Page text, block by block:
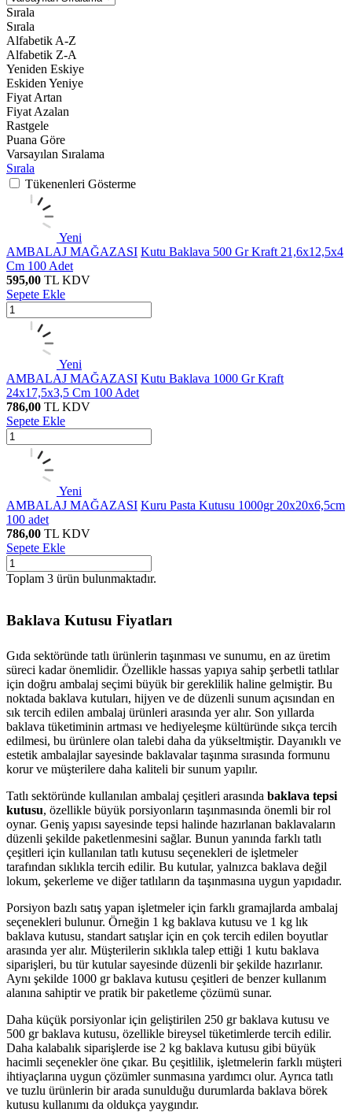
Sırala
Sırala
Alfabetik A-Z
Alfabetik Z-A
Yeniden Eskiye
Eskiden Yeniye
Fiyat Artan
Fiyat Azalan
Rastgele
Puana Göre
Varsayılan Sıralama
Sırala
Tükenenleri Gösterme
Yeni
AMBALAJ MAĞAZASI Kutu Baklava 500 Gr Kraft 21,6x12,5x4
Cm 100 Adet
595,00 TL KDV
Sepete Ekle
Yeni
AMBALAJ MAĞAZASI Kutu Baklava 1000 Gr Kraft
24x17,5x3,5 Cm 100 Adet
786,00 TL KDV
Sepete Ekle
Yeni
AMBALAJ MAĞAZASI Kuru Pasta Kutusu 1000gr 20x20x6,5cm
100 adet
786,00 TL KDV
Sepete Ekle
Toplam 3 ürün bulunmaktadır.
Baklava Kutusu Fiyatları
Gıda sektöründe tatlı ürünlerin taşınması ve sunumu, en az üretim
süreci kadar önemlidir. Özellikle hassas yapıya sahip şerbetli tatlılar
için doğru ambalaj seçimi büyük bir gereklilik haline gelmiştir. Bu
noktada baklava kutuları, hijyen ve de düzenli sunum açısından en
sık tercih edilen ambalaj ürünleri arasında yer alır. Son yıllarda
baklava tüketiminin artması ve hediyeleşme kültüründe sıkça tercih
edilmesi, bu ürünlere olan talebi daha da yükseltmiştir. Dayanıklı ve
estetik ambalajlar sayesinde baklavalar taşınma sırasında formunu
korur ve müşterilere daha kaliteli bir sunum yapılır.
Tatlı sektöründe kullanılan ambalaj çeşitleri arasında baklava tepsi
kutusu, özellikle büyük porsiyonların taşınmasında önemli bir rol
oynar. Geniş yapısı sayesinde tepsi halinde hazırlanan baklavaların
düzenli şekilde paketlenmesini sağlar. Bunun yanında farklı tatlı
çeşitleri için kullanılan tatlı kutusu seçenekleri de işletmeler
tarafından sıklıkla tercih edilir. Bu kutular, yalnızca baklava değil
lokum, şekerleme ve diğer tatlıların da taşınmasına uygun yapıdadır.
Porsiyon bazlı satış yapan işletmeler için farklı gramajlarda ambalaj
seçenekleri bulunur. Örneğin 1 kg baklava kutusu ve 1 kg lık
baklava kutusu, standart satışlar için en çok tercih edilen boyutlar
arasında yer alır. Müşterilerin sıklıkla talep ettiği 1 kutu baklava
siparişleri, bu tür kutular sayesinde düzenli bir şekilde hazırlanır.
Aynı şekilde 1000 gr baklava kutusu çeşitleri de benzer kullanım
alanına sahiptir ve pratik bir paketleme çözümü sunar.
Daha küçük porsiyonlar için geliştirilen 250 gr baklava kutusu ve
500 gr baklava kutusu, özellikle bireysel tüketimlerde tercih edilir.
Daha kalabalık siparişlerde ise 2 kg baklava kutusu gibi büyük
hacimli seçenekler öne çıkar. Bu çeşitlilik, işletmelerin farklı müşteri
ihtiyaçlarına uygun çözümler sunmasına yardımcı olur. Ayrıca tatlı
ve tuzlu ürünlerin bir arada sunulduğu durumlarda baklava börek
kutusu kullanımı da oldukça yaygındır.